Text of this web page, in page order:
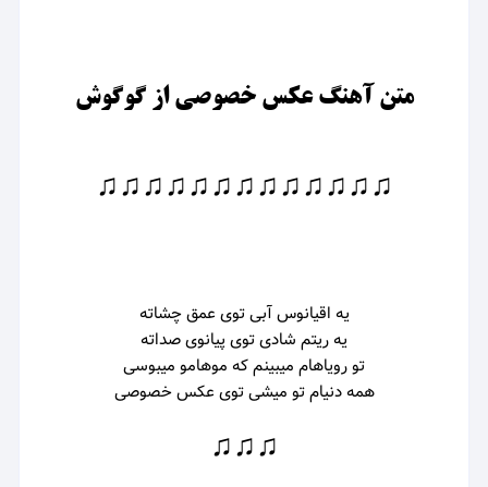
متن آهنگ عکس خصوصی از گوگوش
♫♫♫♫♫♫♫♫♫♫♫♫♫
یه اقیانوس آبی توی عمق چشاته
یه ریتم شادی توی پیانوی صداته
تو رویاهام میبینم که موهامو میبوسی
همه دنیام تو میشی توی عکس خصوصی
♫♫♫